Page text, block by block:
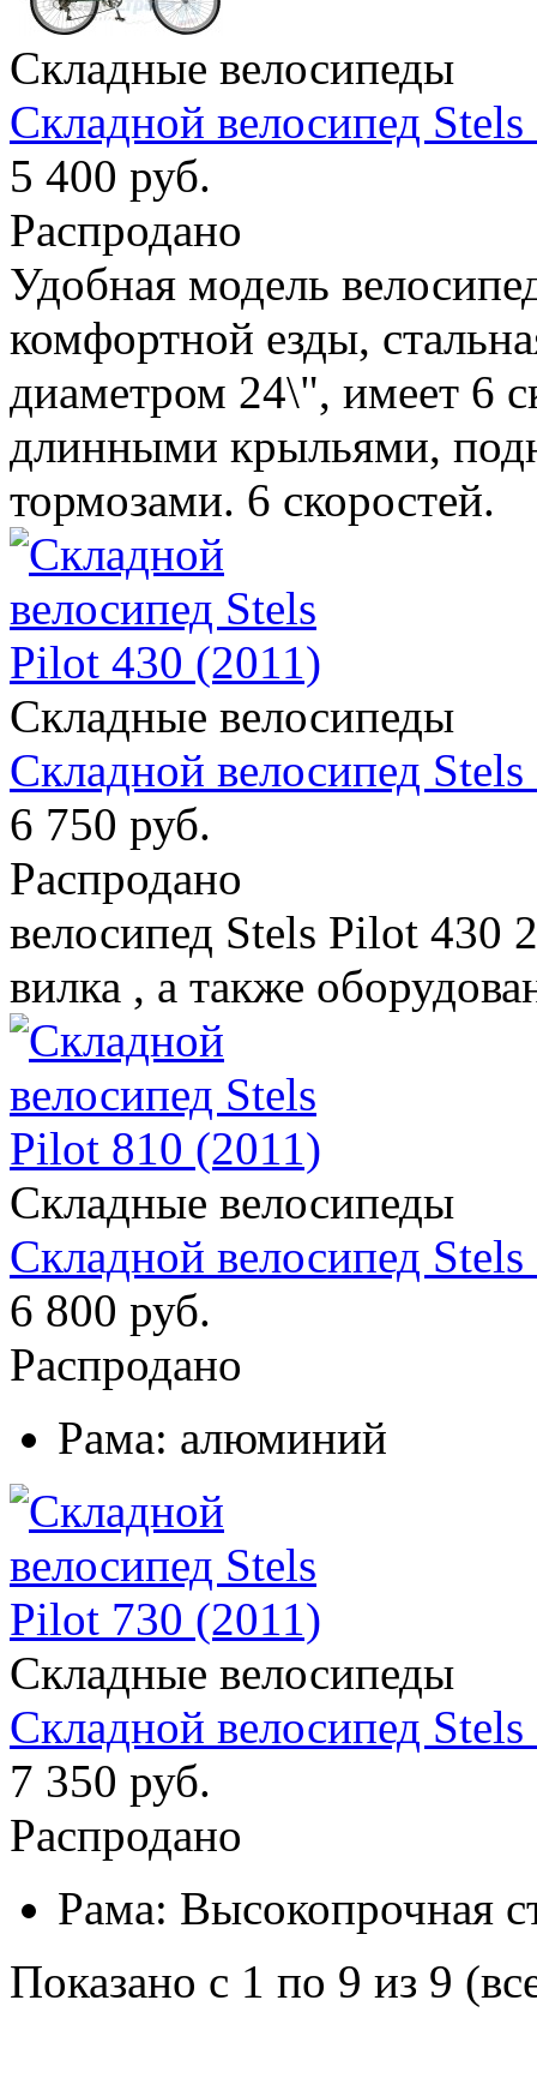
Складные велосипеды
Складной велосипед
5 400 руб.
Распродано
Удобная модель
комфортной езды,
диаметром 24\", имеет 6
длинными крыльями,
тормозами. 6 скоростей.
Складные велосипеды
Складной велосипед
6 750 руб.
Распродано
велосипед Stels Pilot 430
вилка , а также
Складные велосипеды
Складной велосипед
6 800 руб.
Распродано
Рама: алюминий
Складные велосипеды
Складной велосипед
7 350 руб.
Распродано
Рама: Высокопрочная
Показано с 1 по 9 из 9